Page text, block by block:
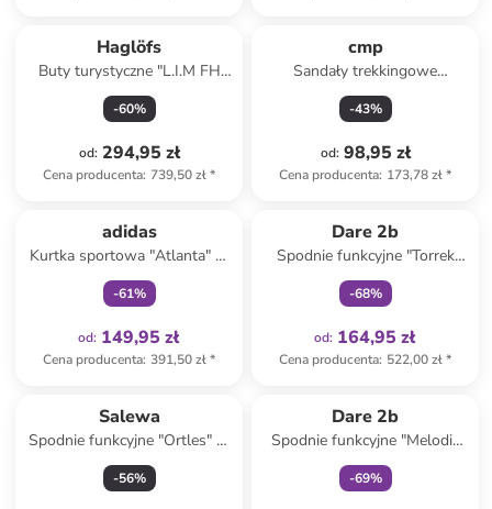
Haglöfs
Buty turystyczne "L.I.M FH
GTX" w kolorze niebieskim
-60%
od: 294,95 zł
Cena producenta: 739,50 zł*
cmp
Sandały trekkingowe
"Almaak" w kolorze błękitno-
beżowym
-43%
od: 98,95 zł
Cena producenta: 173,78 zł*
adidas
Kurtka sportowa "Atlanta" w
kolorze kremowym
-61%
od: 149,95 zł
Cena producenta: 391,50 zł*
Dare 2b
Spodnie funkcyjne "Torrek
Lite" w kolorze miętowym
-68%
od: 164,95 zł
Cena producenta: 522,00 zł*
Salewa
Spodnie funkcyjne "Ortles" w
kolorze niebieskim
-56%
Dare 2b
Spodnie funkcyjne "Melodic
Pro II" w kolorze miętowym
-69%